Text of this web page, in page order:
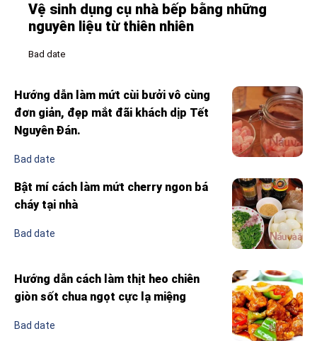
Vệ sinh dụng cụ nhà bếp bằng những
nguyên liệu từ thiên nhiên
Bad date
Hướng dẫn làm mứt cùi bưởi vô cùng
đơn giản, đẹp mắt đãi khách dịp Tết
Nguyên Đán.
Bad date
Bật mí cách làm mứt cherry ngon bá
cháy tại nhà
Bad date
Hướng dẫn cách làm thịt heo chiên
giòn sốt chua ngọt cực lạ miệng
Bad date